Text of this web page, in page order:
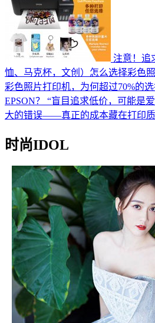
注意！追
恤、马克杯，文创）怎么选择彩色照
彩色照片打印机，为何超过70%的
EPSON？ “盲目追求低价，可能是
大的错误——真正的成本藏在打印
时尚IDOL